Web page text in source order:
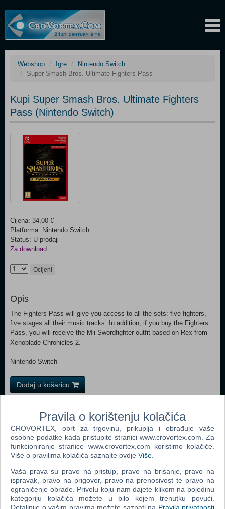
Webshop Igre
Nintendo Switch
Super Smash Bros. Ultimate Fighters Pass
Kupi Super Smash Bros. Ultimate Fighters
Pass (Nintendo Switch)
Cijena: 34,00 €
Platforma: Nintendo Switch
Status: U prodaji
Za download
Ocijeni
Opis
The Fighters Pass will give you access to all the sets: five fighters,
five stages all their music tracks. In addition, if you buy the Fighters
Pass, you will receive the Mii Swordfighter outfit based on Rex from
Xenoblade Chronicles 2.
Nintendo Switch
Dodaj u košaricu
Popularno
LEGO Marvel Super heroes 2 (N) (Nintendo Switch)
Super Mario Odyssey (N) (Nintendo Switch)
Arms (N) (Nintendo Switch)
LEGO City Undercover (UK/DK) (N) (Nintendo Switch)
Mario Kart 8 Deluxe (N) (Nintendo Switch)
Pravila o korištenju kolačića
CROVORTEX, obrt za trgovinu, prikuplja i obrađuje vaše
osobne podatke kada pristupite stranici www.crovortex.com. Za
funkcioniranje stranice www.crovortex.com koristimo kolačiće.
Više o pravilima kolačića saznajte ovdje Više
Vaša prava su pravo na pristup, pravo na brisanje, pravo na
ispravak, pravo na prigovor, pravo na prenosivost te pravo na
ograničenje obrade. Privolu koju nam dajete klikom na pojedinu
kategoriju kolačića možete u bilo kojem trenutku povući.
Detaljnije o vašim pravima možete saznati na Pravila privatnosti